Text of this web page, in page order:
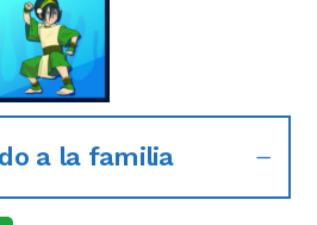
a la familia